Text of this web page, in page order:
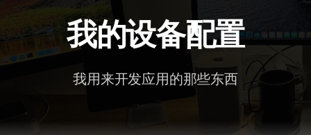
我的设备配置
我用来开发应用的那些东西